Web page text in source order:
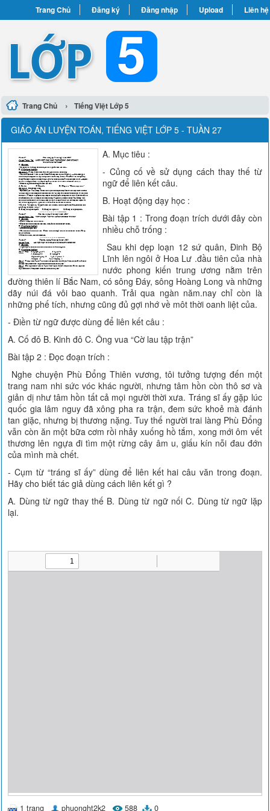
Trang Chủ Đăng ký Đăng nhập Upload Liên hệ
Trang Chủ › Tiếng Việt Lớp 5
GIÁO ÁN LUYỆN TOÁN, TIẾNG VIỆT LỚP 5 - TUẦN 27
A. Mục tiêu :
- Củng cố về sử dụng cách thay thế từ
ngữ để liên kết câu.
B. Hoạt động dạy học :
Bài tập 1 : Trong đoạn trích dưới đây còn
nhiều chỗ trống :
Sau khi dẹp loạn 12 sứ quân, Đinh Bộ
Lĩnh lên ngôi ở Hoa Lư .đầu tiên của nhà
nước phong kiến trung ương nằm trên
đường thiên lí Bắc Nam, có sông Đáy, sông Hoàng Long và những
dãy núi đá vôi bao quanh. Trải qua ngàn năm.nay chỉ còn là
những phế tích, nhưng cũng đủ gợi nhớ về môt thời oanh liệt của.
- Điền từ ngữ được dùng để liên kết câu :
A. Cố đô B. Kinh đô C. Ông vua “Cờ lau tập trận”
Bài tập 2 : Đọc đoạn trích :
Nghe chuyện Phù Đổng Thiên vương, tôi tưởng tượng đến một
trang nam nhi sức vóc khác người, nhưng tâm hồn còn thô sơ và
giản dị như tâm hồn tất cả mọi người thời xưa. Tráng sĩ ấy gặp lúc
quốc gia lâm nguy đã xông pha ra trận, đem sức khoẻ mà đánh
tan giặc, nhưng bị thương nặng. Tuy thế người trai làng Phù Đổng
vẫn còn ăn một bữa cơm rồi nhảy xuống hồ tắm, xong mới ôm vết
thương lên ngựa đi tìm một rừng cây âm u, giấu kín nỗi đau đớn
của mình mà chết.
- Cụm từ “tráng sĩ ấy” dùng để liên kết hai câu văn trong đoạn.
Hãy cho biết tác giả dùng cách liên kết gì ?
A. Dùng từ ngữ thay thế B. Dùng từ ngữ nối C. Dùng từ ngữ lặp
lại.
1 trang phuonght2k2 588 0